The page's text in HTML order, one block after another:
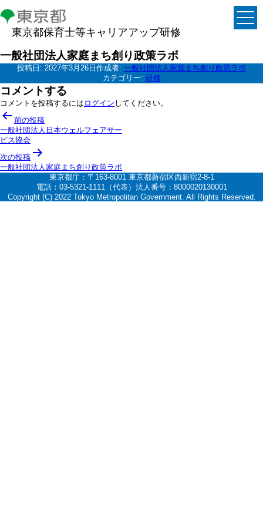
東京都保育士等キャリアアップ研修
一般社団法人家庭まち創り政策ラボ
投稿日: 2027年3月26日 作成者: 一般社団法人家庭まち創り政策ラボ
カテゴリー: 研修
コメントする
コメントを投稿するには ログイン してください。
投
稿
ナ
ビ
ゲ
ー
前の投稿
一般社団法人日本ウェルフェアサー
ビス協会
次の投稿
一般社団法人家庭まち創り政策ラボ
東京都庁：〒163-8001 東京都新宿区西新宿2-8-1
電話：03-5321-1111（代表）法人番号：8000020130001
Copyright (C) 2022 Tokyo Metropolitan Government. All Rights Reserved.